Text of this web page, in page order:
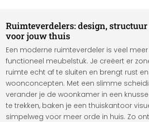
Ruimteverdelers: design,
voor jouw thuis
Een moderne ruimteverdeler is veel
functioneel meubelstuk. Je creëert er
ruimte echt af te sluiten en brengt rust
woonconcepten. Met een slimme
verander je de woonkamer in een
te trekken, baken je een thuiskantoor
simpelweg voor meer orde in huis. Zo